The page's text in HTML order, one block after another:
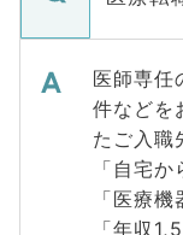
医師専任
件などを
たご入職
「自宅
「医療
「年収